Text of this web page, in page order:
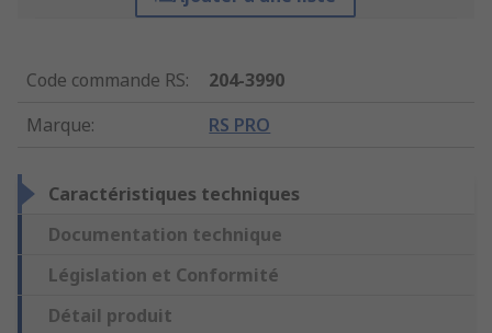
Code commande RS:
204-3990
Marque: RS PRO
Caractéristiques techniques
Documentation technique
Législation et Conformité
Détail produit